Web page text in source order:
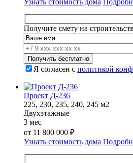
составляла
13
260
12
597
000
Узнать стоимость дома
Получите смету на
Я согласен с политикой
Проект Д-236
225, 230, 235, 240, 245 м2
Двухэтажные
3 мес
от 11 800 000 ₽
Узнать стоимость дома